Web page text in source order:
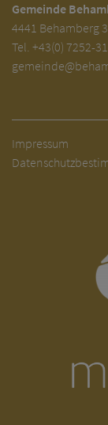
Gemeinde
4441 Behamberg
Tel. +43(0) 7252-
Impressum